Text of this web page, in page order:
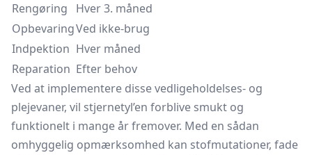
Rengøring
Hver 3. måned
OpbevaringVed ikke-brug
Indpektion Hver måned
Reparation Efter behov
Ved at implementere disse vedligeholdelses- og
plejevaner, vil stjernetyl’en forblive smukt og
funktionelt i mange år fremover. Med en sådan
omhyggelig opmærksomhed kan stofmutationer, fade